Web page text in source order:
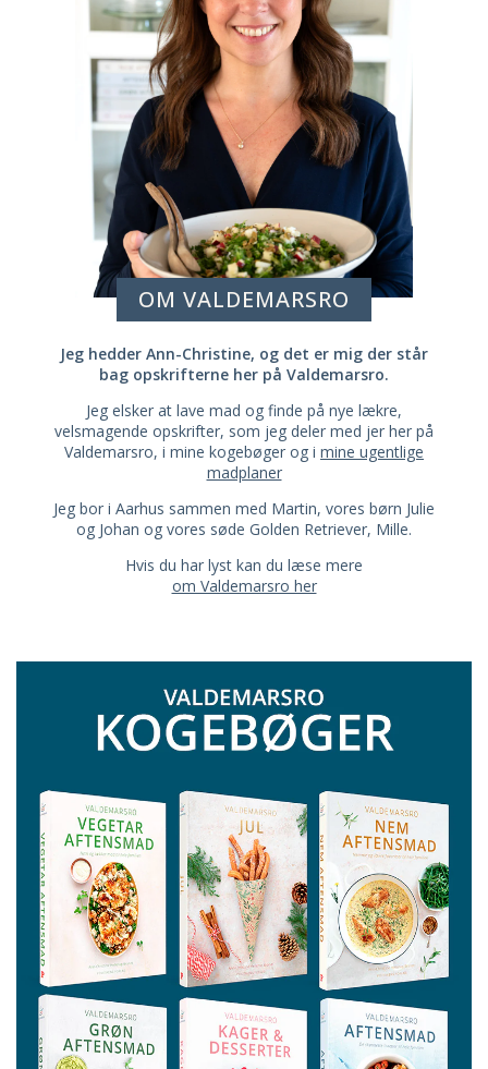
OM VALDEMARSRO
Jeg hedder Ann-Christine, og det er mig der står
bag opskrifterne her på Valdemarsro.
Jeg elsker at lave mad og finde på nye lækre,
velsmagende opskrifter, som jeg deler med jer her på
Valdemarsro, i mine kogebøger og i mine ugentlige
madplaner
Jeg bor i Aarhus sammen med Martin, vores børn Julie
og Johan og vores søde Golden Retriever, Mille.
Hvis du har lyst kan du læse mere
om Valdemarsro her